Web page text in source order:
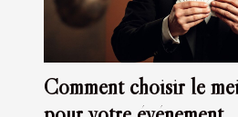
Comment choisir le